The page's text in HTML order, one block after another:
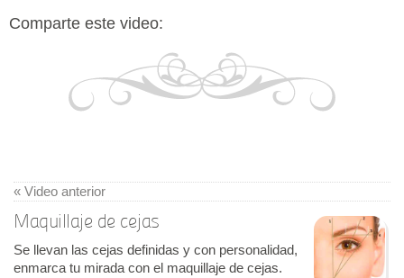
Comparte este video:
« Video anterior
Maquillaje de cejas
Se llevan las cejas definidas y con personalidad,
enmarca tu mirada con el maquillaje de cejas.